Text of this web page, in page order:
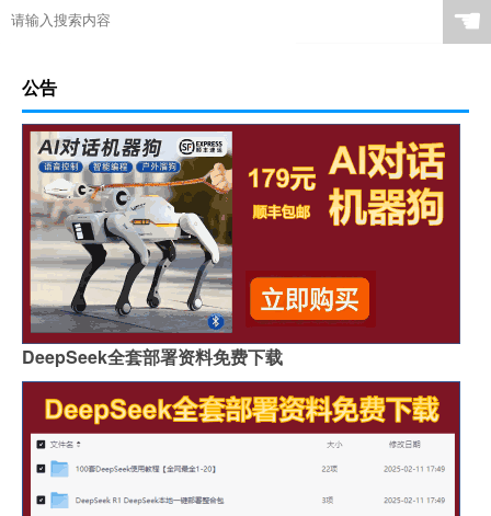
☚
公告
DeepSeek全套部署资料免费下载